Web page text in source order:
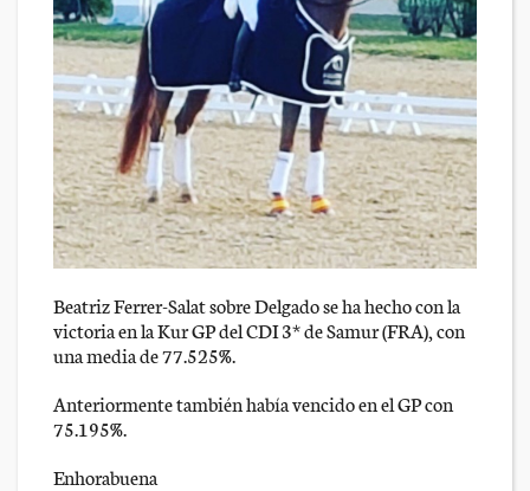
Beatriz Ferrer-Salat sobre Delgado se ha hecho con la
victoria en la Kur GP del CDI 3* de Samur (FRA), con
una media de 77.525%.
Anteriormente también había vencido en el GP con
75.195%.
Enhorabuena